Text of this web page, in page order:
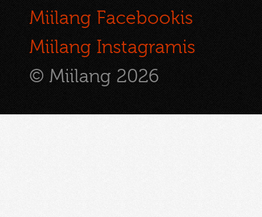
Miilang Facebookis
Miilang Instagramis
© Miilang 2026